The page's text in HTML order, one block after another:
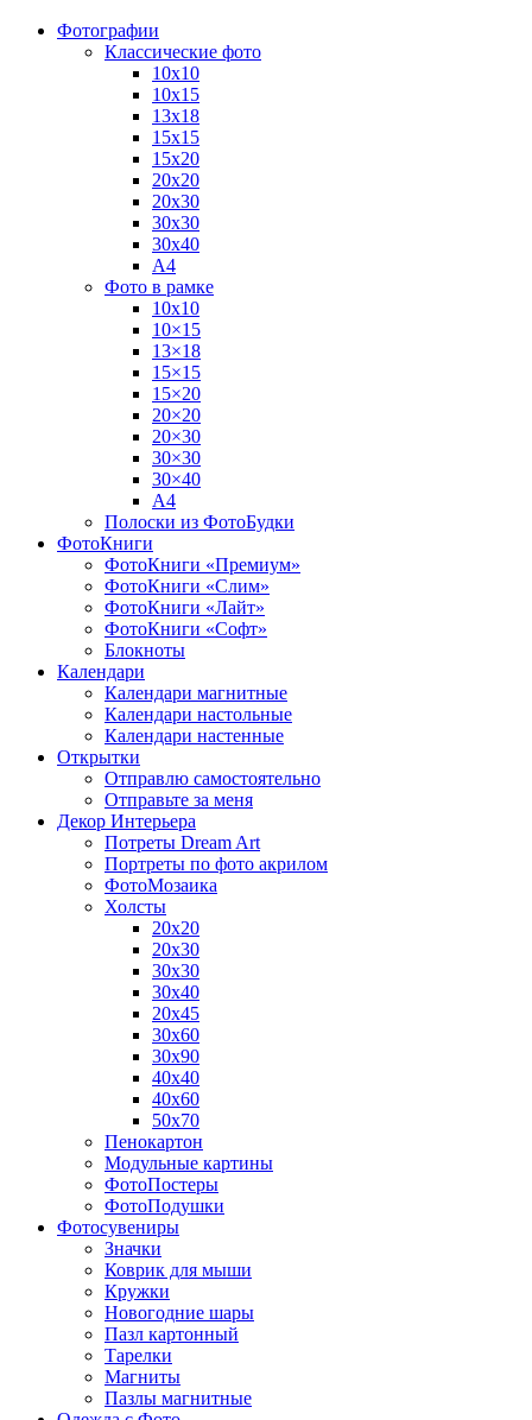
Фотографии
Классические фото
10х10
10х15
13х18
15х15
15х20
20х20
20х30
30х30
30х40
А4
Фото в рамке
10х10
10×15
13×18
15×15
15×20
20×20
20×30
30×30
30×40
A4
Полоски из ФотоБудки
ФотоКниги
ФотоКниги «Премиум»
ФотоКниги «Слим»
ФотоКниги «Лайт»
ФотоКниги «Софт»
Блокноты
Календари
Календари магнитные
Календари настольные
Календари настенные
Открытки
Отправлю самостоятельно
Отправьте за меня
Декор Интерьера
Потреты Dream Art
Портреты по фото акрилом
ФотоМозаика
Холсты
20х20
20х30
30х30
30х40
20х45
30х60
30х90
40х40
40х60
50х70
Пенокартон
Модульные картины
ФотоПостеры
ФотоПодушки
Фотоcувениры
Значки
Коврик для мыши
Кружки
Новогодние шары
Пазл картонный
Тарелки
Магниты
Пазлы магнитные